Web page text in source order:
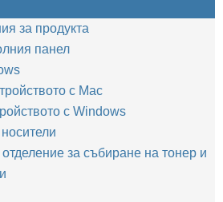
за продукта
панел
с Mac
с Windows
за събиране на тонер и